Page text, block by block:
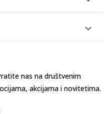
nas na društvenim
akcijama i novitetima.